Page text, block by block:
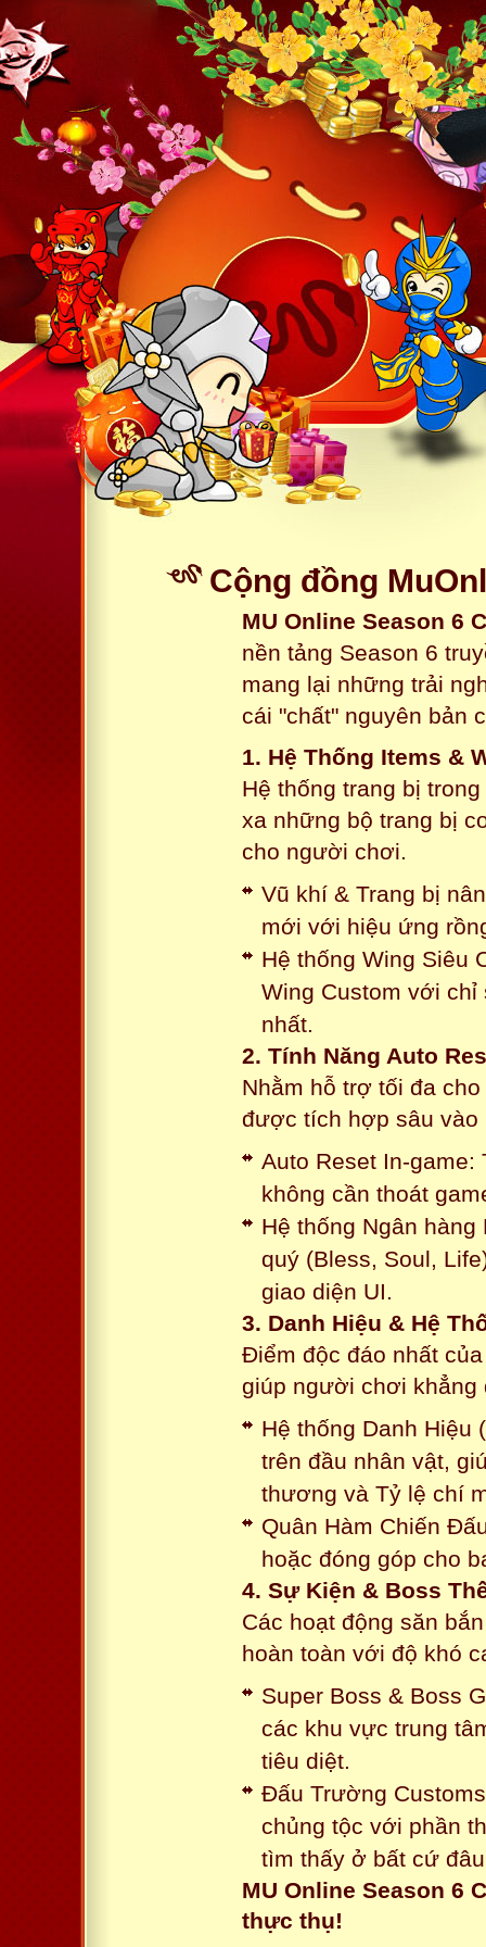
Cộng đồng
MU Online Season 6
nền tảng Season 6
mang lại những trải
cái "chất" nguyên bản
1. Hệ Thống Items &
Hệ thống trang bị
xa những bộ trang bị
cho người chơi.
Vũ khí & Trang bị
mới với hiệu ứng
Hệ thống Wing Siêu
Wing Custom với
nhất.
2. Tính Năng Auto
Nhằm hỗ trợ tối đa
được tích hợp sâu vào
Auto Reset In-game:
không cần thoát
Hệ thống Ngân
quý (Bless, Soul,
giao diện UI.
3. Danh Hiệu & Hệ
Điểm độc đáo nhất
giúp người chơi khẳng
Hệ thống Danh Hiệu
trên đầu nhân vật,
thương và Tỷ lệ chí
Quân Hàm Chiến
hoặc đóng góp cho
4. Sự Kiện & Boss
Các hoạt động săn
hoàn toàn với độ khó
Super Boss & Boss
các khu vực trung
tiêu diệt.
Đấu Trường
chủng tộc với phần
tìm thấy ở bất cứ
MU Online Season 6
thực thụ!